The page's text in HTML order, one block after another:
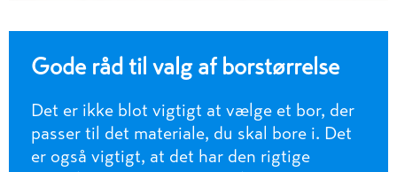
Gode råd til valg af borstørrelse
Det er ikke blot vigtigt at vælge et bor, der
passer til det materiale, du skal bore i. Det
er også vigtigt, at det har den rigtige